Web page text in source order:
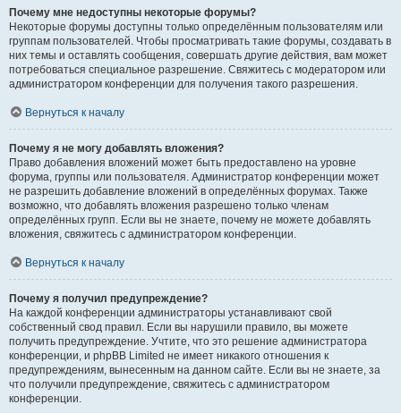
Почему мне недоступны некоторые форумы?
Некоторые форумы доступны только определённым пользователям или
группам пользователей. Чтобы просматривать такие форумы, создавать в
них темы и оставлять сообщения, совершать другие действия, вам может
потребоваться специальное разрешение. Свяжитесь с модератором или
администратором конференции для получения такого разрешения.
Вернуться к началу
Почему я не могу добавлять вложения?
Право добавления вложений может быть предоставлено на уровне
форума, группы или пользователя. Администратор конференции может
не разрешить добавление вложений в определённых форумах. Также
возможно, что добавлять вложения разрешено только членам
определённых групп. Если вы не знаете, почему не можете добавлять
вложения, свяжитесь с администратором конференции.
Вернуться к началу
Почему я получил предупреждение?
На каждой конференции администраторы устанавливают свой
собственный свод правил. Если вы нарушили правило, вы можете
получить предупреждение. Учтите, что это решение администратора
конференции, и phpBB Limited не имеет никакого отношения к
предупреждениям, вынесенным на данном сайте. Если вы не знаете, за
что получили предупреждение, свяжитесь с администратором
конференции.